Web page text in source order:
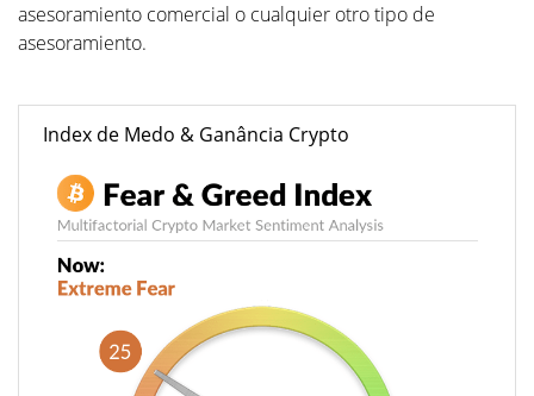
asesoramiento comercial o cualquier otro tipo de
asesoramiento.
Index de Medo & Ganância Crypto